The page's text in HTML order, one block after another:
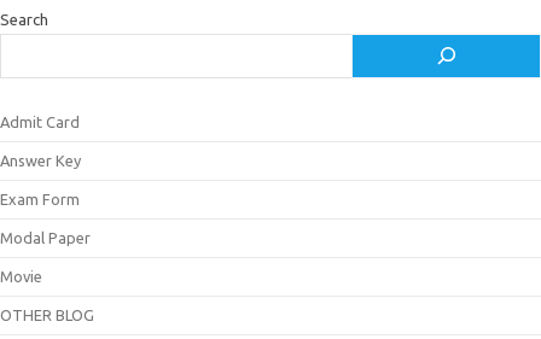
Search
Admit Card
Answer Key
Exam Form
Modal Paper
Movie
OTHER BLOG